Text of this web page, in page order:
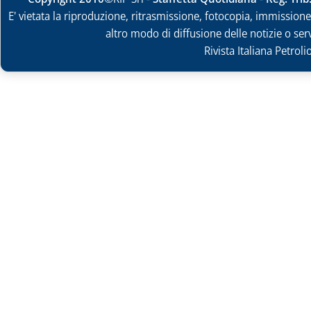
E' vietata la riproduzione, ritrasmissione, fotocopia,
altro modo di diffusione delle notizie o
Rivista Italiana